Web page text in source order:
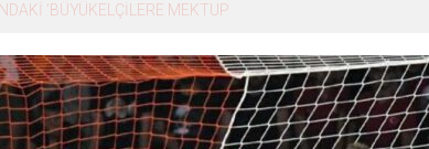
’BÜYÜKELÇİLERE MEKTUP